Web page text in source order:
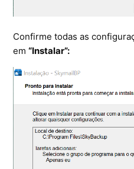
Confirme todas as
em“Instalar”: